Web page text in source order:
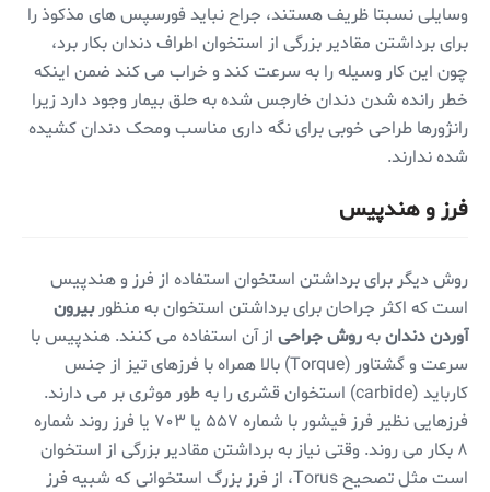
وسایلی نسبتا ظریف هستند، جراح نباید فورسپس های مذکوذ را
برای برداشتن مقادیر بزرگی از استخوان اطراف دندان بکار برد،
چون این کار وسیله را به سرعت کند و خراب می کند ضمن اینکه
خطر رانده شدن دندان خارجس شده به حلق بیمار وجود دارد زیرا
رانژورها طراحی خوبی برای نگه داری مناسب ومحک دندان کشیده
شده ندارند.
فرز و هندپیس
روش دیگر برای برداشتن استخوان استفاده از فرز و هندپیس
است که اکثر جراحان برای برداشتن استخوان به منظوربیرون
آوردن دندانبهروش جراحی از آن استفاده می کنند. هندپیس با
سرعت و گشتاور (Torque) بالا همراه با فرزهای تیز از جنس
کارباید (carbide) استخوان قشری را به طور موثری بر می دارند.
فرزهایی نظیر فرز فیشور با شماره ۵۵۷ یا ۷۰۳ یا فرز روند شماره
۸ بکار می روند. وقتی نیاز به برداشتن مقادیر بزرگی از استخوان
است مثل تصحیح Torus، از فرز بزرگ استخوانی که شبیه فرز